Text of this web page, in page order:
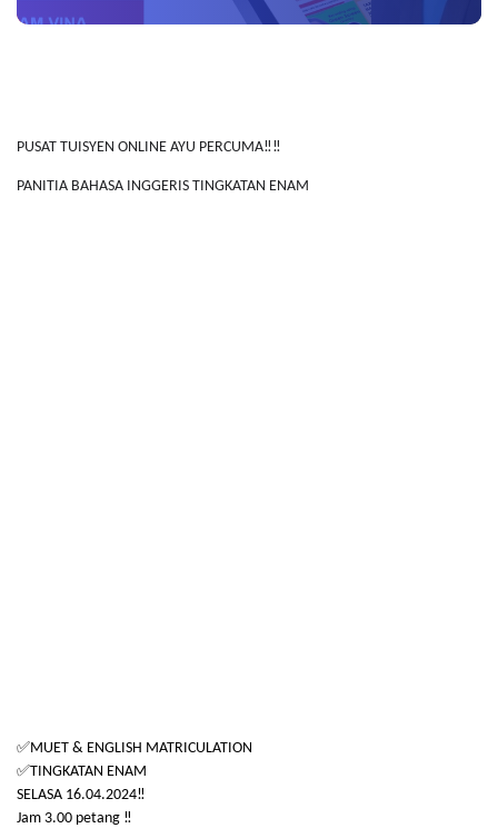
PUSAT TUISYEN ONLINE AYU PERCUMA‼️‼️
PANITIA BAHASA INGGERIS TINGKATAN ENAM
✅MUET & ENGLISH MATRICULATION
✅TINGKATAN ENAM
SELASA 16.04.2024‼️
Jam 3.00 petang ‼️